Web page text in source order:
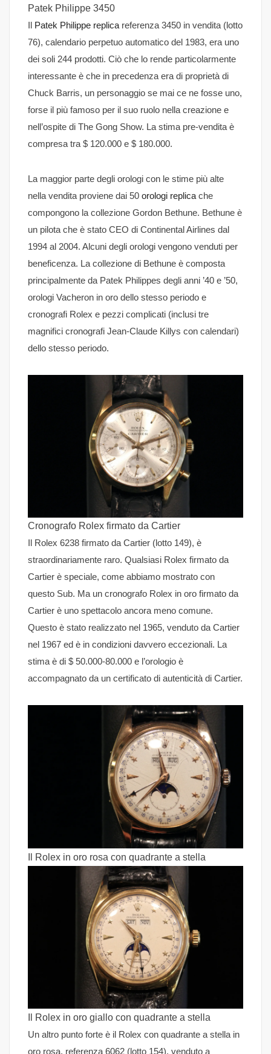
Patek Philippe 3450
Il Patek Philippe replica referenza 3450 in vendita (lotto
76), calendario perpetuo automatico del 1983, era uno
dei soli 244 prodotti. Ciò che lo rende particolarmente
interessante è che in precedenza era di proprietà di
Chuck Barris, un personaggio se mai ce ne fosse uno,
forse il più famoso per il suo ruolo nella creazione e
nell’ospite di The Gong Show. La stima pre-vendita è
compresa tra $ 120.000 e $ 180.000.
La maggior parte degli orologi con le stime più alte
nella vendita proviene dai 50 orologi replica che
compongono la collezione Gordon Bethune. Bethune è
un pilota che è stato CEO di Continental Airlines dal
1994 al 2004. Alcuni degli orologi vengono venduti per
beneficenza. La collezione di Bethune è composta
principalmente da Patek Philippes degli anni ’40 e ’50,
orologi Vacheron in oro dello stesso periodo e
cronografi Rolex e pezzi complicati (inclusi tre
magnifici cronografi Jean-Claude Killys con calendari)
dello stesso periodo.
Cronografo Rolex firmato da Cartier
Il Rolex 6238 firmato da Cartier (lotto 149), è
straordinariamente raro. Qualsiasi Rolex firmato da
Cartier è speciale, come abbiamo mostrato con
questo Sub. Ma un cronografo Rolex in oro firmato da
Cartier è uno spettacolo ancora meno comune.
Questo è stato realizzato nel 1965, venduto da Cartier
nel 1967 ed è in condizioni davvero eccezionali. La
stima è di $ 50.000-80.000 e l’orologio è
accompagnato da un certificato di autenticità di Cartier.
Il Rolex in oro rosa con quadrante a stella
Il Rolex in oro giallo con quadrante a stella
Un altro punto forte è il Rolex con quadrante a stella in
oro rosa, referenza 6062 (lotto 154), venduto a